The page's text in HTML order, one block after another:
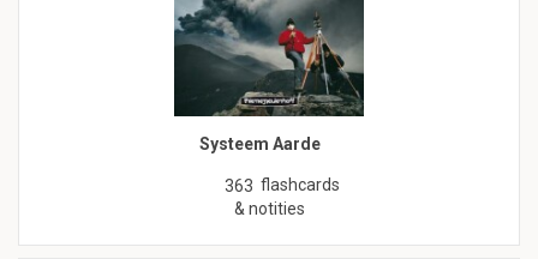
Systeem Aarde
363 flashcards
& notities